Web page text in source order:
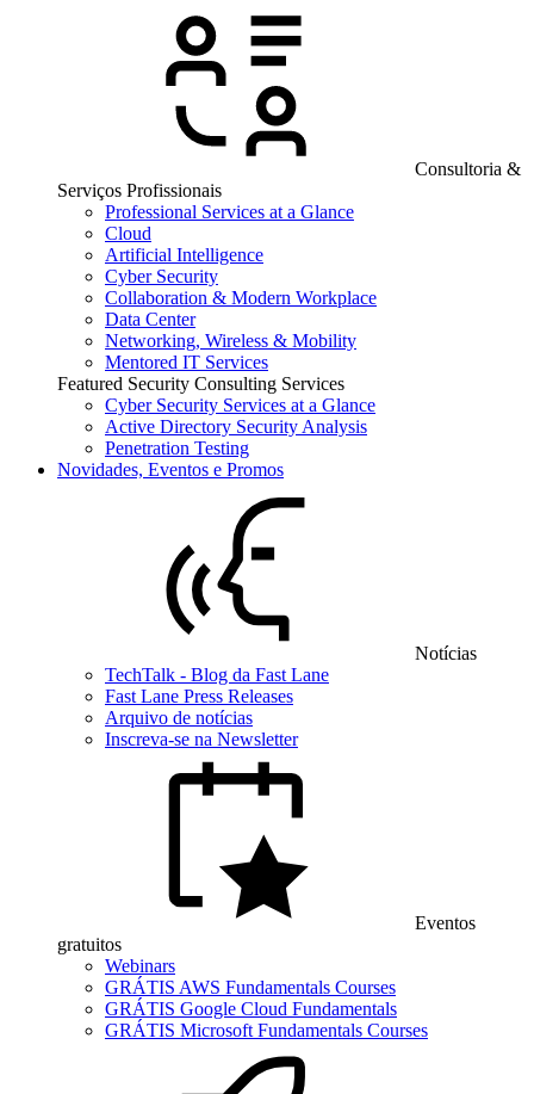
Consultoria &
Serviços Profissionais
Professional Services at a Glance
Cloud
Artificial Intelligence
Cyber Security
Collaboration & Modern Workplace
Data Center
Networking, Wireless & Mobility
Mentored IT Services
Featured Security Consulting Services
Cyber Security Services at a Glance
Active Directory Security Analysis
Penetration Testing
Novidades, Eventos e Promos
Notícias
TechTalk - Blog da Fast Lane
Fast Lane Press Releases
Arquivo de notícias
Inscreva-se na Newsletter
Eventos
gratuitos
Webinars
GRÁTIS AWS Fundamentals Courses
GRÁTIS Google Cloud Fundamentals
GRÁTIS Microsoft Fundamentals Courses